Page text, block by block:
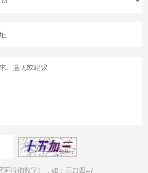
阿拉伯数字），如：三加四=7